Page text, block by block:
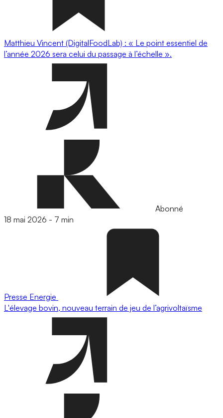
Matthieu Vincent (DigitalFoodLab) : « Le point essentiel de
l’année 2026 sera celui du passage à l’échelle ».
Abonné
18 mai 2026 - 7 min
Presse Energie
L'élevage bovin, nouveau terrain de jeu de l’agrivoltaïsme